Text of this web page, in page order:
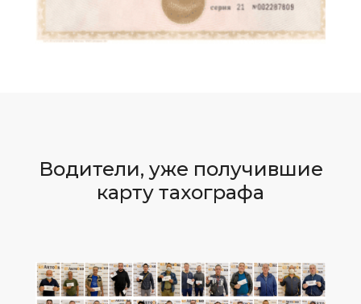
Водители, уже получившие
карту тахографа​​​​​​​